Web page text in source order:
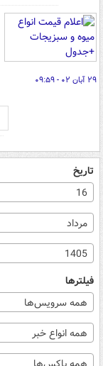
۲۹ آبان ۰۲ - ۰۹:۵۹
تاریخ
16
مرداد
1405
فیلترها
همه سرویس‌ها
همه انواع خبر